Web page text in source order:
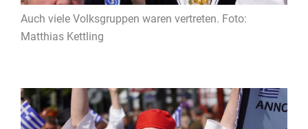
Auch viele Volksgruppen waren vertreten. Foto:
Matthias Kettling